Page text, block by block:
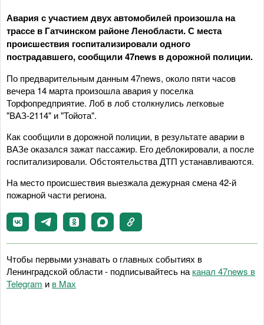
Авария с участием двух автомобилей произошла на
трассе в Гатчинском районе Ленобласти. С места
происшествия госпитализировали одного
пострадавшего, сообщили 47news в дорожной полиции.
По предварительным данным 47news, около пяти часов
вечера 14 марта произошла авария у поселка
Торфопредприятие. Лоб в лоб столкнулись легковые
"ВАЗ-2114" и "Тойота".
Как сообщили в дорожной полиции, в результате аварии в
ВАЗе оказался зажат пассажир. Его деблокировали, а после
госпитализировали. Обстоятельства ДТП устанавливаются.
На место происшествия выезжала дежурная смена 42-й
пожарной части региона.
Чтобы первыми узнавать о главных событиях в
Ленинградской области - подписывайтесь на канал 47news в
Telegram и в Maх